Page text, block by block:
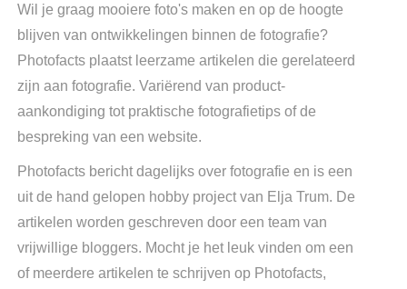
Wil je graag mooiere foto's maken en op de hoogte
blijven van ontwikkelingen binnen de fotografie?
Photofacts plaatst leerzame artikelen die gerelateerd
zijn aan fotografie. Variërend van product-
aankondiging tot praktische fotografietips of de
bespreking van een website.
Photofacts bericht dagelijks over fotografie en is een
uit de hand gelopen hobby project van Elja Trum. De
artikelen worden geschreven door een team van
vrijwillige bloggers. Mocht je het leuk vinden om een
of meerdere artikelen te schrijven op Photofacts,